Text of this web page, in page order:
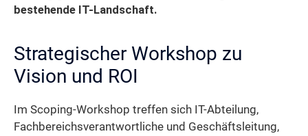
bestehende IT-Landschaft.
Strategischer Workshop zu
Vision und ROI
Im Scoping-Workshop treffen sich IT-Abteilung,
Fachbereichsverantwortliche und Geschäftsleitung,